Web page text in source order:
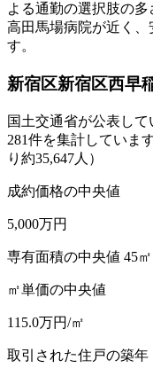
よる通勤の選択肢の
高田馬場病院が近く、
す。
新宿区新宿区西早
国土交通省が公表して
281件を集計しています
り約35,647人）
成約価格の中央値
5,000万円
専有面積の中央値 45㎡
㎡単価の中央値
115.0万円/㎡
取引された住戸の築年